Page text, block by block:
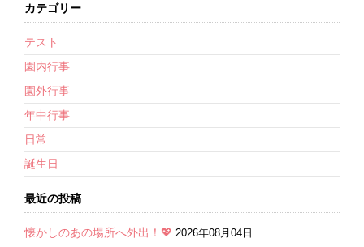
カテゴリー
テスト
園内行事
園外行事
年中行事
日常
誕生日
最近の投稿
懐かしのあの場所へ外出！💖 2026年08月04日